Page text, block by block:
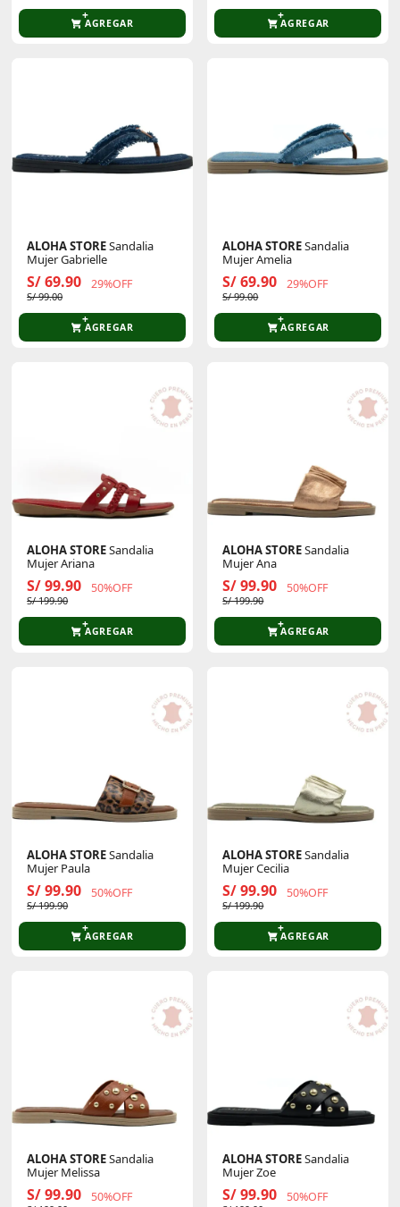
AGREGAR AGREGAR
ALOHA STORESandalia
Mujer Gabrielle
S/ 69.90 29%OFF
S/ 99.00
AGREGAR
ALOHA STORESandalia
Mujer Amelia
S/ 69.90 29%OFF
S/ 99.00
AGREGAR
ALOHA STORESandalia
Mujer Ariana
S/ 99.90 50%OFF
S/ 199.90
AGREGAR
ALOHA STORESandalia
Mujer Ana
S/ 99.90 50%OFF
S/ 199.90
AGREGAR
ALOHA STORESandalia
Mujer Paula
S/ 99.90 50%OFF
S/ 199.90
AGREGAR
ALOHA STORESandalia
Mujer Cecilia
S/ 99.90 50%OFF
S/ 199.90
AGREGAR
ALOHA STORESandalia
Mujer Melissa
S/ 99.90 50%OFF
ALOHA STORESandalia
Mujer Zoe
S/ 99.90 50%OFF